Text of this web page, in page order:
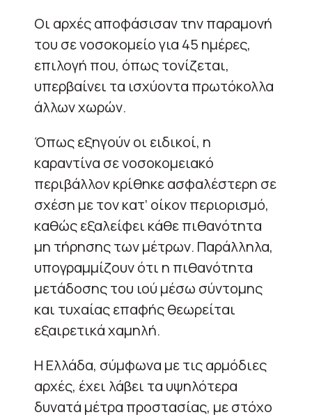
Οι αρχές αποφάσισαν την παραμονή
του σε νοσοκομείο για 45 ημέρες,
επιλογή που, όπως τονίζεται,
υπερβαίνει τα ισχύοντα πρωτόκολλα
άλλων χωρών.
Όπως εξηγούν οι ειδικοί, η
καραντίνα σε νοσοκομειακό
περιβάλλον κρίθηκε ασφαλέστερη σε
σχέση με τον κατ’ οίκον περιορισμό,
καθώς εξαλείφει κάθε πιθανότητα
μη τήρησης των μέτρων. Παράλληλα,
υπογραμμίζουν ότι η πιθανότητα
μετάδοσης του ιού μέσω σύντομης
και τυχαίας επαφής θεωρείται
εξαιρετικά χαμηλή.
Η Ελλάδα, σύμφωνα με τις αρμόδιες
αρχές, έχει λάβει τα υψηλότερα
δυνατά μέτρα προστασίας, με στόχο